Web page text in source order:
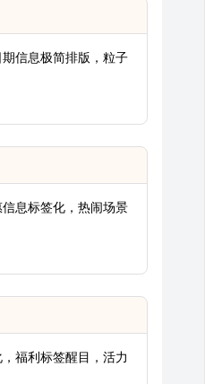
信息极简排版，粒子
息标签化，热闹场景
福利标签醒目，活力